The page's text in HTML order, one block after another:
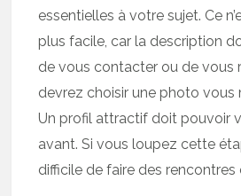
essentielles à votre sujet. Ce
plus facile, car la description
de vous contacter ou de vous
devrez choisir une photo vous
Un profil attractif doit pouvoir
avant. Si vous loupez cette
difficile de faire des rencontres